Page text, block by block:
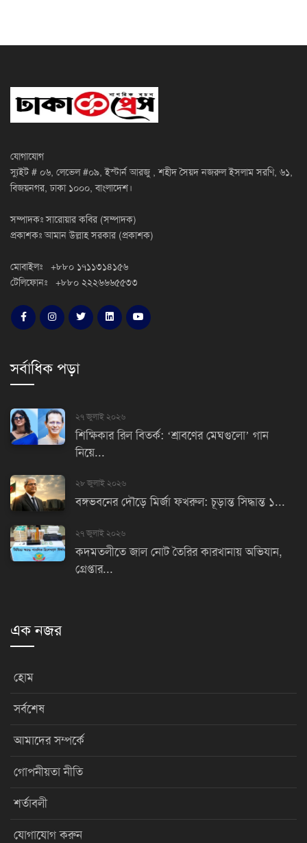
যোগাযোগ
স্যুইট # ০৬, লেভেল #০৯, ইস্টার্ন আরজু , শহীদ সৈয়দ নজরুল ইসলাম সরণি, ৬১,
বিজয়নগর, ঢাকা ১০০০, বাংলাদেশ।
সম্পাদকঃ সারোয়ার কবির (সম্পাদক)
প্রকাশকঃ আমান উল্লাহ সরকার (প্রকাশক)
মোবাইলঃ +৮৮০ ১৭১১৩১৪১৫৬
টেলিফোনঃ +৮৮০ ২২২৬৬৬৫৫৩৩
সর্বাধিক পড়া
২৭ জুলাই ২০২৬
শিক্ষিকার রিল বিতর্ক: ‘শ্রাবণের মেঘগুলো’ গান
নিয়ে...
২৮ জুলাই ২০২৬
বঙ্গভবনের দৌড়ে মির্জা ফখরুল: চূড়ান্ত সিদ্ধান্ত ১...
২৭ জুলাই ২০২৬
কদমতলীতে জাল নোট তৈরির কারখানায় অভিযান,
গ্রেপ্তার...
এক নজর
হোম
সর্বশেষ
আমাদের সম্পর্কে
গোপনীয়তা নীতি
শর্তাবলী
যোগাযোগ করুন